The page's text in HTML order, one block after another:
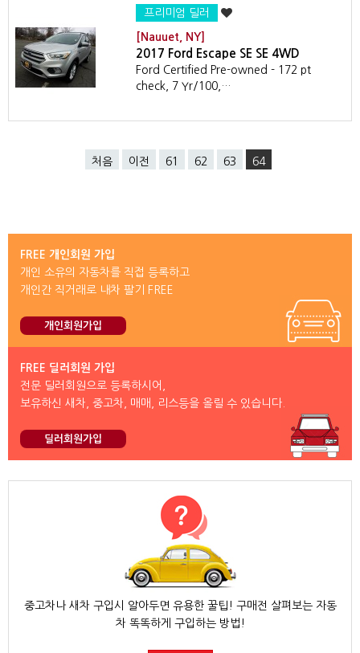
프리미엄 딜러
[Nauuet, NY]
2017 Ford Escape SE SE 4WD
Ford Certified Pre-owned - 172 pt
check, 7 Yr/100,…
처음 이전 61 62 63 64
FREE 개인회원 가입
개인 소유의 자동차를 직접 등록하고
개인간 직거래로 내차 팔기 FREE
개인회원가입
FREE 딜러회원 가입
전문 딜러회원으로 등록하시어,
보유하신 새차, 중고차, 매매, 리스등을 올릴 수 있습니다.
딜러회원가입
중고차나 새차 구입시 알아두면 유용한 꿀팁! 구매전 살펴보는 자동
차 똑똑하게 구입하는 방법!